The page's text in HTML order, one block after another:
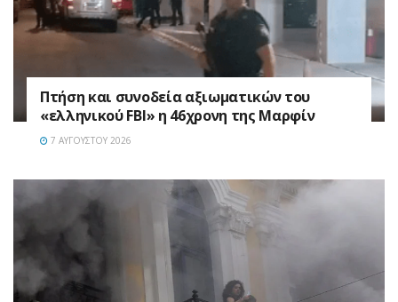
Πτήση και συνοδεία αξιωματικών του
«ελληνικού FBI» η 46χρονη της Μαρφίν
7 ΑΥΓΟΎΣΤΟΥ 2026